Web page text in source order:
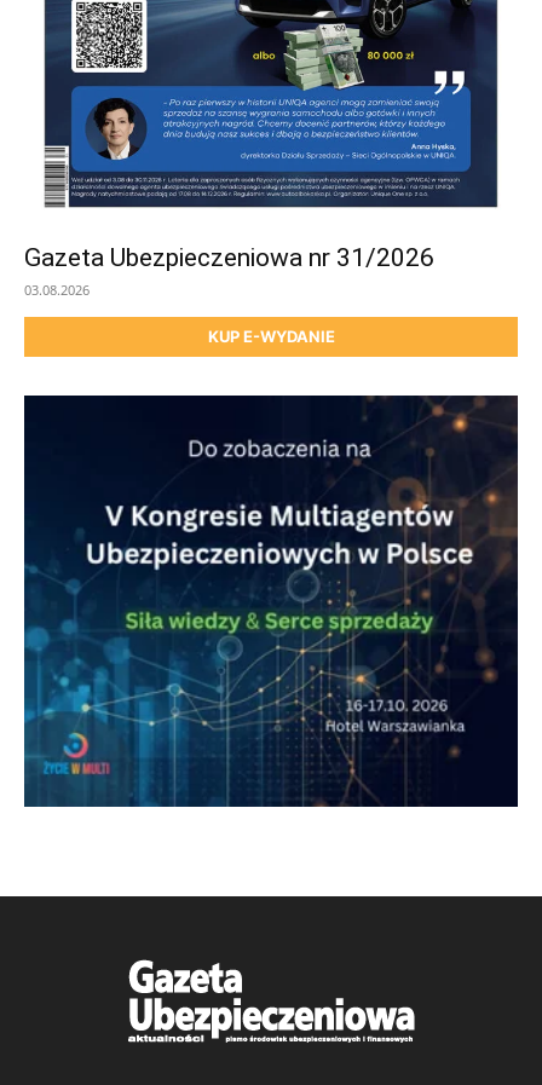
Gazeta Ubezpieczeniowa nr 31/2026
03.08.2026
KUP E-WYDANIE